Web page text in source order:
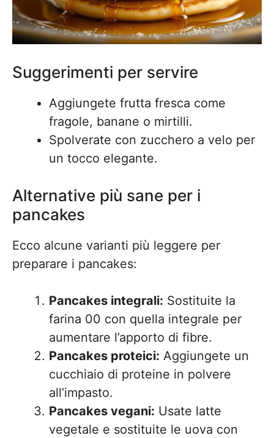
Suggerimenti per servire
Aggiungete frutta fresca come
fragole, banane o mirtilli.
Spolverate con zucchero a velo per
un tocco elegante.
Alternative più sane per i
pancakes
Ecco alcune varianti più leggere per
preparare i pancakes:
Pancakes integrali: Sostituite la
farina 00 con quella integrale per
aumentare l’apporto di fibre.
Pancakes proteici: Aggiungete un
cucchiaio di proteine in polvere
all’impasto.
Pancakes vegani: Usate latte
vegetale e sostituite le uova con